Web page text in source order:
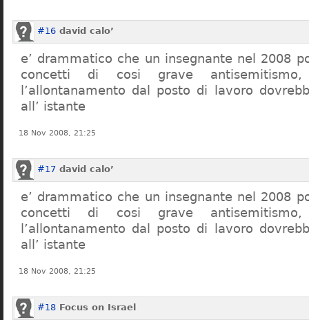
#16 david calo’
e’ drammatico che un insegnante nel 2008
concetti di cosi grave
l’allontanamento dal posto di lavoro
all’ istante
18 Nov 2008, 21:25
#17 david calo’
e’ drammatico che un insegnante nel 2008
concetti di cosi grave
l’allontanamento dal posto di lavoro
all’ istante
18 Nov 2008, 21:25
#18 Focus on Israel